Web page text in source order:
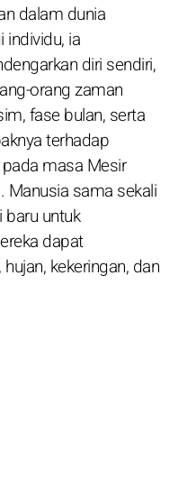
dalam dunia
individu, ia
diri sendiri,
orang zaman
fase bulan, serta
terhadap
masa Mesir
Manusia sama sekali
untuk
dapat
kekeringan, dan